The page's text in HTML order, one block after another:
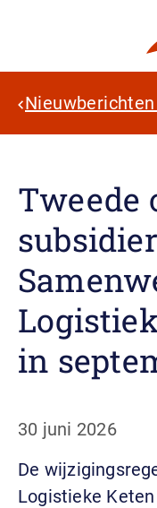
Tweede
in
30 juni 2026
De
Logistieke